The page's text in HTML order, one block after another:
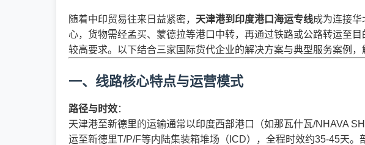
随着中印贸易往来日益紧密， 天津港到印度港口海运专线成为连接
心，货物需经孟买、蒙德拉等港口中转，再通过铁路或公路转运至
较高要求。以下结合三家国际货代企业的解决方案与典型服务案例，
一、线路核心特点与运营模式
路径与时效：
天津港至新德里的运输通常以印度西部港口（如那瓦什瓦/NHAVA
运至新德里T/P/F等内陆集装箱堆场（ICD），全程时效约35-45天